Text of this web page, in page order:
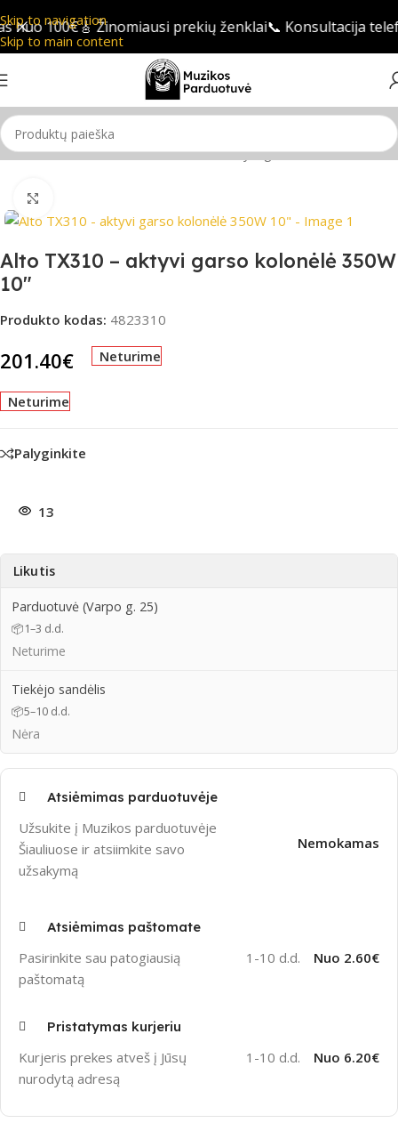
Skip to navigation
Skip to main content
nuo 100€🎸 Žinomiausi prekių ženklai📞 Konsultacija
Pradžia/PRO Audio/Garso kolonėlės/Aktyvi garso kolonėlė
Alto TX310 – aktyvi garso kolonėlė 350W
10″
Produkto kodas: 4823310
201.40€ Neturime
Neturime
Palyginkite
13
Likutis
Parduotuvė (Varpo g. 25)
📦1–3 d.d.
Neturime
Tiekėjo sandėlis
📦5–10 d.d.
Nėra
Atsiėmimas parduotuvėje
Užsukite į Muzikos parduotuvėje
Šiauliuose ir atsiimkite savo
užsakymą
Nemokamas
Atsiėmimas paštomate
Pasirinkite sau patogiausią
paštomatą
1-10 d.d. Nuo 2.60€
Pristatymas kurjeriu
Kurjeris prekes atveš į Jūsų
nurodytą adresą
1-10 d.d. Nuo 6.20€